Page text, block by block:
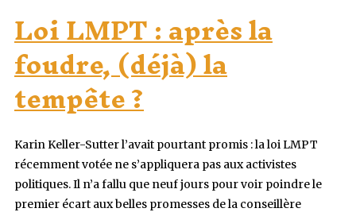
Loi LMPT : après la
foudre, (déjà) la
tempête ?
Karin Keller-Sutter l’avait pourtant promis : la loi LMPT
récemment votée ne s’appliquera pas aux activistes
politiques. Il n’a fallu que neuf jours pour voir poindre le
premier écart aux belles promesses de la conseillère